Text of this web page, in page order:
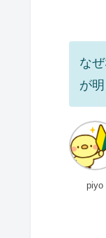
な
が
piyo